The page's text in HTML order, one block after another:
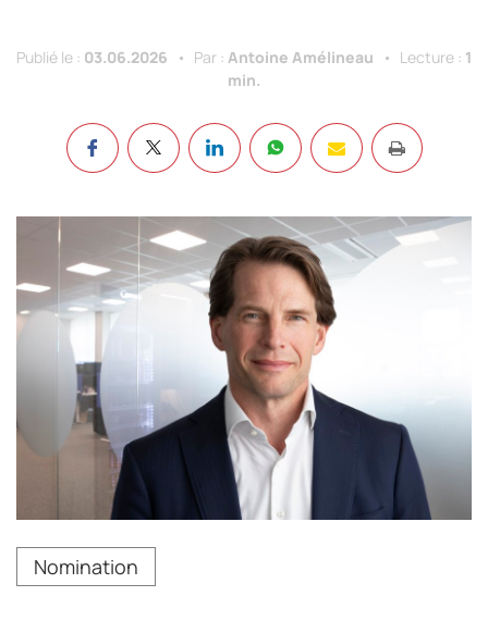
Publié le : 03.06.2026 Par : Antoine Amélineau Lecture : 1
min.
AddSecure annonce la nomination d’Olaf Gietelink au
poste de président de son unité commerciale Smart
Transport. Il reportera directement à Stefan
Nomination